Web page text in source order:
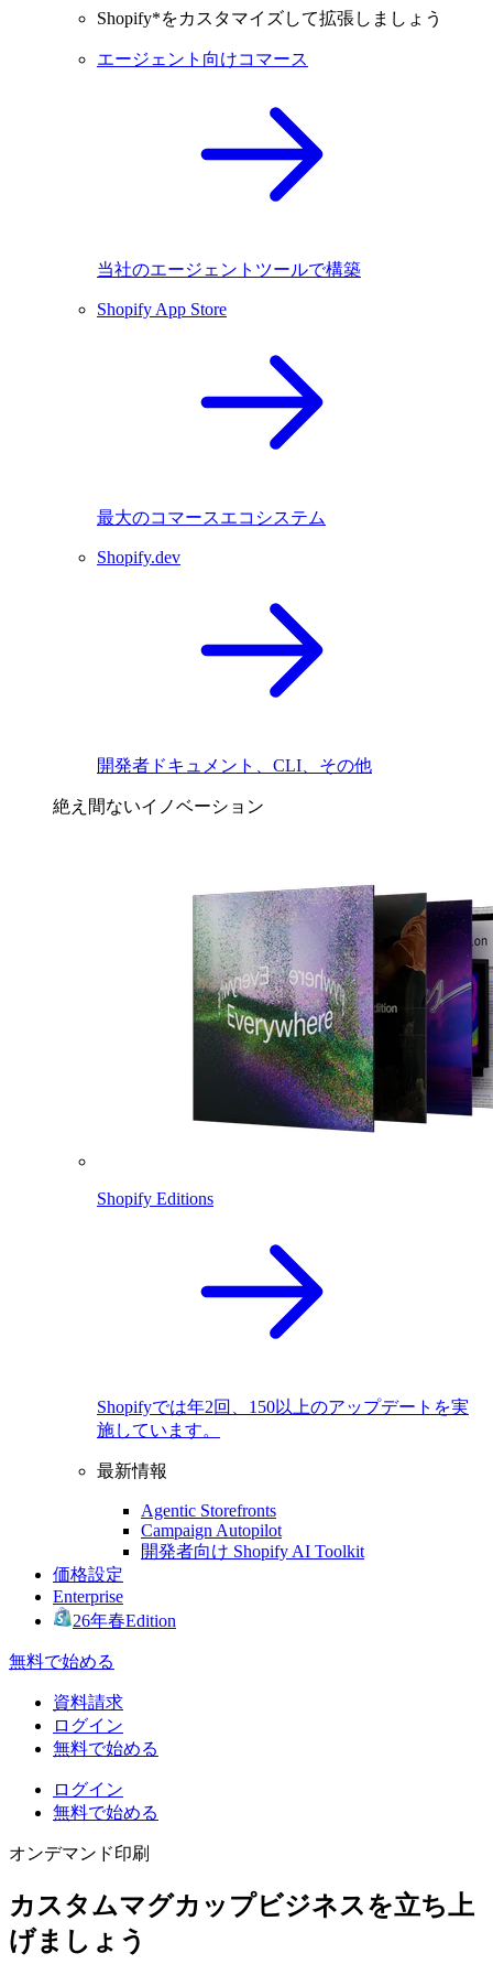
Shopify*をカスタマイズして拡張しましょう
エージェント向けコマース
当社のエージェントツールで構築
Shopify App Store
最大のコマースエコシステム
Shopify.dev
開発者ドキュメント、CLI、その他
絶え間ないイノベーション
Shopify Editions
Shopifyでは年2回、150以上のアップデートを実
施しています。
最新情報
Agentic Storefronts
Campaign Autopilot
開発者向け Shopify AI Toolkit
価格設定
Enterprise
26年春Edition
無料で始める
資料請求
ログイン
無料で始める
ログイン
無料で始める
オンデマンド印刷
カスタムマグカップビジネスを立ち上
げましょう